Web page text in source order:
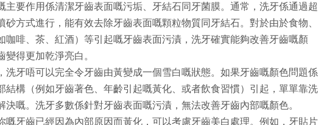
主要作用係清潔牙齒表面嘅污垢、牙結石同牙菌膜。通常，洗牙係通過超
砂方式進行，能有效去除牙齒表面嘅顆粒物質同牙結石。對於由於食物、
咖啡、茶、紅酒）等引起嘅牙齒表面污漬，洗牙確實能夠改善牙齒嘅顏
變得更加乾淨亮白。
洗牙唔可以完全令牙齒由黃變成一個雪白嘅狀態。如果牙齒嘅顏色問題係
結構（例如牙齒著色、年齡引起嘅黃化、或者飲食習慣）引起，單單靠洗
決嘅。洗牙多數係針對牙齒表面嘅污漬，無法改善牙齒內部嘅顏色。
嘅牙齒已經因為內部原因而黃化，可以考慮牙齒美白處理。例如，牙貼片